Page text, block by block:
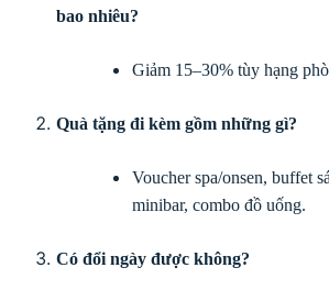
bao nhiêu?
Giảm 15–30% tùy hạng
Quà tặng đi kèm gồm những gì?
Voucher spa/onsen, buffet
minibar, combo đồ uống.
Có đổi ngày được không?